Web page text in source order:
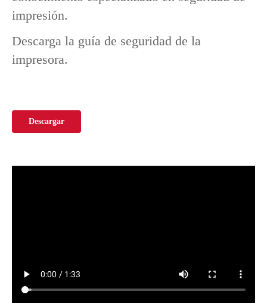
impresión.
Descarga la guía de seguridad de la
impresora.
Descargar